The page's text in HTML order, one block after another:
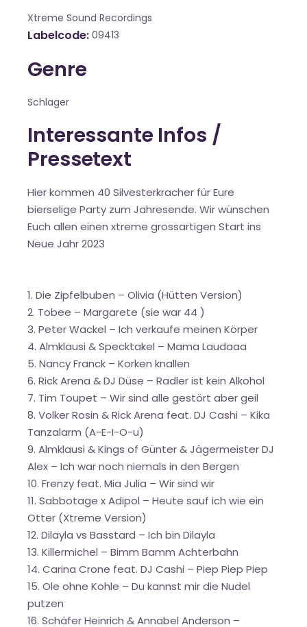
Xtreme Sound Recordings
Labelcode 09413
Genre
Schlager
Interessante Infos /
Pressetext
Hier kommen 40 Silvesterkracher für Eure
bierselige Party zum Jahresende. Wir wünschen
Euch allen einen xtreme grossartigen Start ins
Neue Jahr 2023
1. Die Zipfelbuben – Olivia (Hütten Version)
2. Tobee – Margarete (sie war 44 )
3. Peter Wackel – Ich verkaufe meinen Körper
4. Almklausi & Specktakel – Mama Laudaaa
5. Nancy Franck – Korken knallen
6. Rick Arena & DJ Düse – Radler ist kein Alkohol
7. Tim Toupet – Wir sind alle gestört aber geil
8. Volker Rosin & Rick Arena feat. DJ Cashi – Kika
Tanzalarm (A-E-I-O-u)
9. Almklausi & Kings of Günter & Jägermeister DJ
Alex – Ich war noch niemals in den Bergen
10. Frenzy feat. Mia Julia – Wir sind wir
11. Sabbotage x Adipol – Heute sauf ich wie ein
Otter (Xtreme Version)
12. Dilayla vs Basstard – Ich bin Dilayla
13. Killermichel – Bimm Bamm Achterbahn
14. Carina Crone feat. DJ Cashi – Piep Piep Piep
15. Ole ohne Kohle – Du kannst mir die Nudel
putzen
16. Schäfer Heinrich & Annabel Anderson –